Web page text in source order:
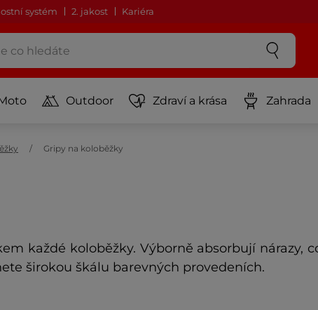
systém 2. jakost Kariéra
Outdoor Zdraví a krása Zahrada
každé koloběžky. Výborně absorbují nárazy,
širokou škálu barevných provedeních.
Gripy na koloběžky